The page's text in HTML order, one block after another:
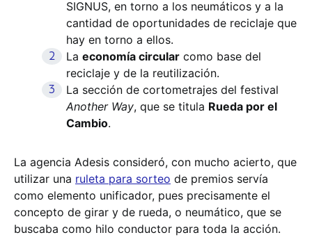
SIGNUS, en torno a los neumáticos y a la
cantidad de oportunidades de reciclaje que
hay en torno a ellos.
La economía circular como base del
reciclaje y de la reutilización.
La sección de cortometrajes del festival
Another Way, que se titula Rueda por el
Cambio.
La agencia Adesis consideró, con mucho acierto, que
utilizar una ruleta para sorteo de premios servía
como elemento unificador, pues precisamente el
concepto de girar y de rueda, o neumático, que se
buscaba como hilo conductor para toda la acción.